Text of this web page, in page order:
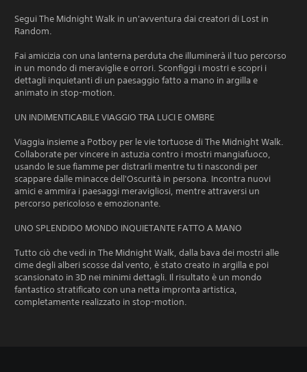
Segui The Midnight Walk in un'avventura dai creatori di Lost in
Random.
Fai amicizia con una lanterna perduta che illuminerà il tuo percorso
in un mondo di meraviglie e orrori. Sconfiggi i mostri e scopri i
dettagli inquietanti di un paesaggio fatto a mano in argilla e
animato in stop-motion.
UN INDIMENTICABILE VIAGGIO TRA LUCI E OMBRE
Viaggia insieme a Potboy per le vie tortuose di The Midnight Walk.
Collaborate per vincere in astuzia contro i mostri mangiafuoco,
usando le sue fiamme per distrarli mentre tu ti nascondi per
scappare dalle minacce dell'Oscurità in persona. Incontra nuovi
amici e ammira i paesaggi meravigliosi, mentre attraversi un
percorso pericoloso e emozionante.
UNO SPLENDIDO MONDO INQUIETANTE FATTO A MANO
Tutto ciò che vedi in The Midnight Walk, dalla bava dei mostri alle
cime degli alberi scosse dal vento, è stato creato in argilla e poi
scansionato in 3D nei minimi dettagli. Il risultato è un mondo
fantastico stratificato con una netta impronta artistica,
completamente realizzato in stop-motion.